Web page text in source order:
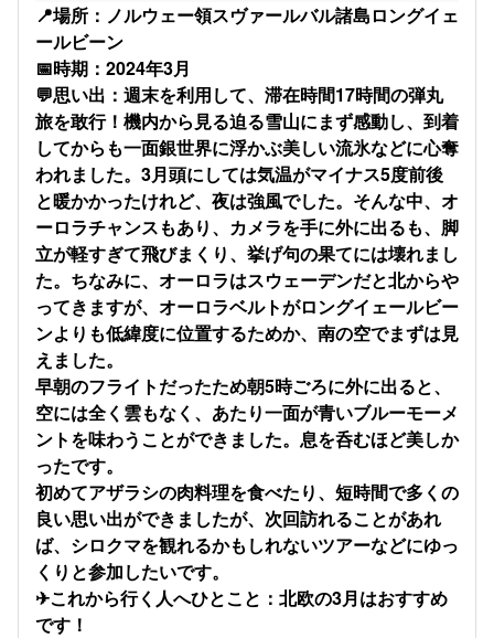
​📍場所：ノルウェー領スヴァールバル諸島ロングイェ
ールビーン
📅時期：2024年3月
💬思い出：週末を利用して、滞在時間17時間の弾丸
旅を敢行！機内から見る迫る雪山にまず感動し、到着
してからも一面銀世界に浮かぶ美しい流氷などに心奪
われました。3月頭にしては気温がマイナス5度前後
と暖かかったけれど、夜は強風でした。そんな中、オ
ーロラチャンスもあり、カメラを手に外に出るも、脚
立が軽すぎて飛びまくり、挙げ句の果てには壊れまし
た。ちなみに、オーロラはスウェーデンだと北からや
ってきますが、オーロラベルトがロングイェールビー
ン​よりも低緯度に位置するためか、南の空でまずは見
えました。
早朝のフライトだったため朝5時ごろに外に出ると、
空には全く雲もなく、あたり一面が青いブルーモーメ
ントを味わうことができました。息を呑むほど美しか
ったです。
初めてアザラシの肉料理を食べたり、短時間で多くの
良い思い出ができましたが、次回訪れることがあれ
ば、シロクマを観れるかもしれないツアーなどにゆっ
くりと参加したいです。
✈これから行く人へひとこと：北欧の3月はおすすめ
です！